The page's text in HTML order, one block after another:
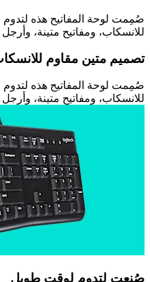
صُمِمت لوحة المفاتيح هذه
للانسكاب، ومفاتيح متينة،
تصميم متين مقاوم
صُمِمت لوحة المفاتيح هذه
للانسكاب، ومفاتيح متينة،
صُنِعت لتدوم لوقت طويل